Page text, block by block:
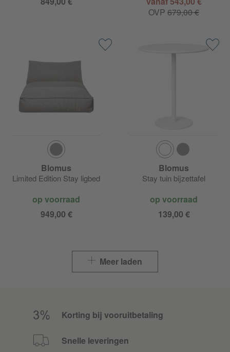
OVP 679,00 €
Blomus
Limited Edition Stay ligbed
op voorraad
949,00 €
Blomus
Stay tuin bijzettafel
op voorraad
139,00 €
Meer laden
Korting bij vooruitbetaling
Snelle leveringen